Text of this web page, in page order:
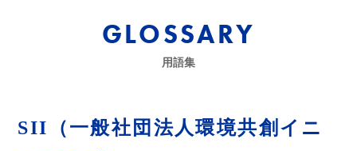
GLOSSARY
用語集
SII（一般社団法人環境共創イニ